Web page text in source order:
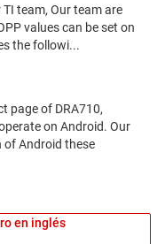
en inglés